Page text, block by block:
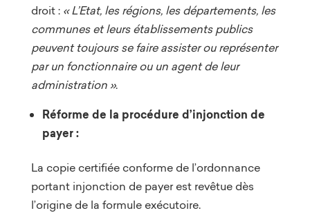
droit : « L’Etat, les régions, les départements, les
communes et leurs établissements publics
peuvent toujours se faire assister ou représenter
par un fonctionnaire ou un agent de leur
administration ».
Réforme de la procédure d’injonction de
payer :
La copie certifiée conforme de l’ordonnance
portant injonction de payer est revêtue dès
l’origine de la formule exécutoire.